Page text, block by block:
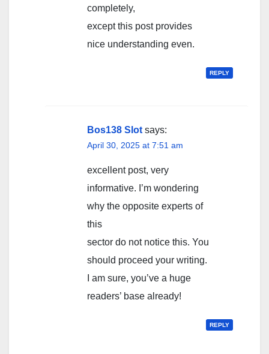
completely,
except this post provides
nice understanding even.
REPLY
Bos138 Slot says:
April 30, 2025 at 7:51 am
excellent post, very
informative. I’m wondering
why the opposite experts of
this
sector do not notice this. You
should proceed your writing.
I am sure, you’ve a huge
readers’ base already!
REPLY